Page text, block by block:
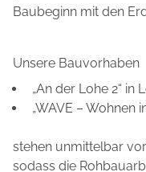
Baubeginn mit den
Unsere Bauvorhaben
„An der Lohe 2“ in
„WAVE – Wohnen
stehen unmittelbar
sodass die